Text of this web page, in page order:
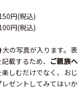
円(税込)
円(税込)
の写真が入ります。表
載するため、 ご親族へ
しむだけでなく、おじ
ゼントしてみてはいか